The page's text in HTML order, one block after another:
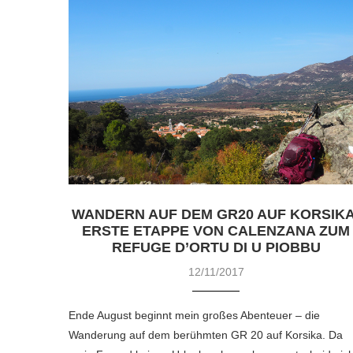
WANDERN AUF DEM GR20 AUF
ERSTE ETAPPE VON CALENZANA ZUM
REFUGE D’ORTU DI U PIOBBU
12/11/2017
Ende August beginnt mein großes Abenteuer – die
Wanderung auf dem berühmten GR 20 auf Korsika. Da